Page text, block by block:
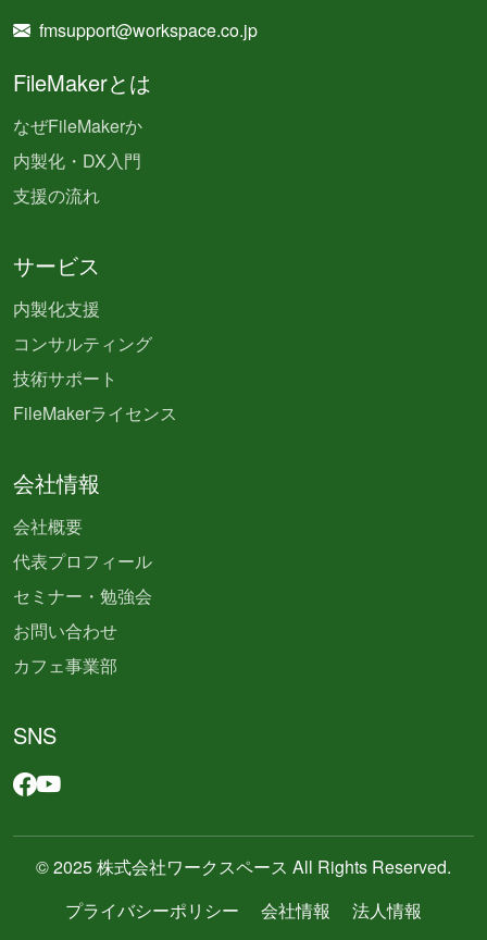
fmsupport@workspace.co.jp
FileMakerとは
なぜFileMakerか
内製化・DX入門
支援の流れ
サービス
内製化支援
コンサルティング
技術サポート
FileMakerライセンス
会社情報
会社概要
代表プロフィール
セミナー・勉強会
お問い合わせ
カフェ事業部
SNS
© 2025 株式会社ワークスペース All Rights Reserved.
プライバシーポリシー
会社情報 法人情報